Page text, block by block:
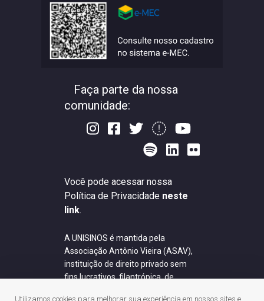
Faça parte da nossa
comunidade:
Você pode acessar nossa
Política de Privacidade neste
link.
A UNISINOS é mantida pela
Associação Antônio Vieira (ASAV),
instituição de direito privado sem
fins lucrativos, filantrópica, de
Utilizamos cookies para melhorar sua experiência em nossos sites e